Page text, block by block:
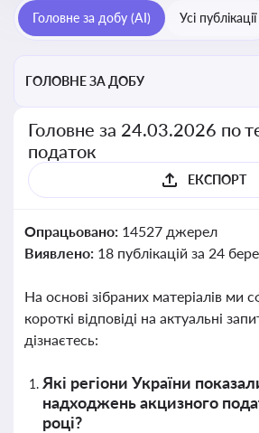
Головне за добу (AI) Усі публікації
ГОЛОВНЕ ЗА ДОБУ
Головне за 24.03.2026 по
податок
ЕКСПОРТ
Опрацьовано: 14527 джерел
Виявлено: 18 публікацій за 24
На основі зібраних матеріалів ми
короткі відповіді на актуальні
дізнаєтесь:
Які регіони України
надходжень акцизного
році?